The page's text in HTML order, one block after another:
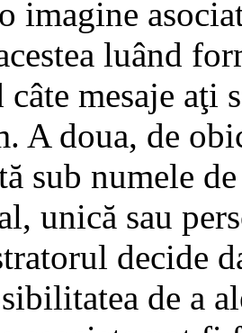
imagine
luând
mesaje aţi
A doua, de
sub numele
unică sau
decide
de a